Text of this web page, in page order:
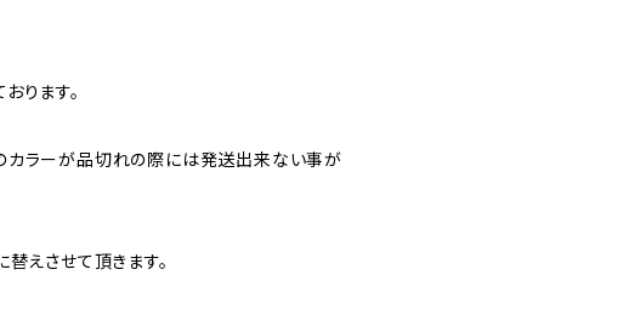
ります。
カラーが品切れの際には発送出来ない事が
えさせて頂きます。